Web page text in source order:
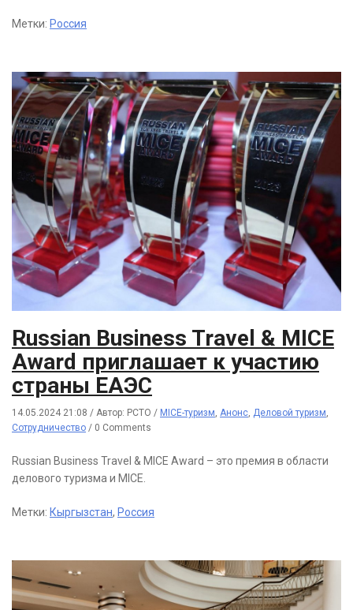
Метки: Россия
Russian Business Travel & MICE
Award приглашает к участию
страны ЕАЭС
14.05.2024 21:08 / Автор: РСТО / MICE-туризм Анонс Деловой туризм
Сотрудничество / 0 Comments
Russian Business Travel & MICE Award – это премия в области
делового туризма и MICE.
Метки: Кыргызстан, Россия